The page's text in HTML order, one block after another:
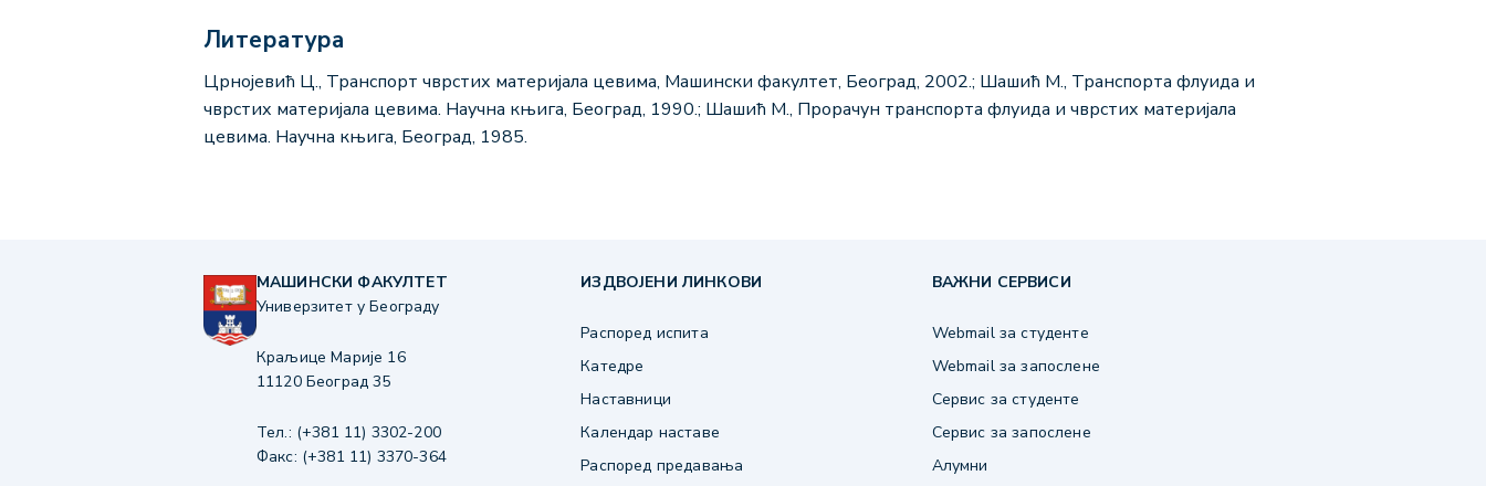
Литература
Црнојевић Ц., Транспорт чврстих материјала цевима, Машински факултет, Београд, 2002.; Шашић M., Транспорта флуида и
чврстих материјала цевима. Научна књига, Београд, 1990.; Шашић M., Прорачун транспорта флуида и чврстих материјала
цевима. Научна књига, Београд, 1985.
МАШИНСКИ ФАКУЛТЕТ
Универзитет у Београду
Краљице Марије 16
11120 Београд 35
Тел.: (+381 11) 3302-200
Факс: (+381 11) 3370-364
ИЗДВОЈЕНИ ЛИНКОВИ
Распоред испита
Катедре
Наставници
Календар наставе
Распоред предавања
ВАЖНИ СЕРВИСИ
Webmail за студенте
Webmail за запослене
Сервис за студенте
Сервис за запослене
Алумни